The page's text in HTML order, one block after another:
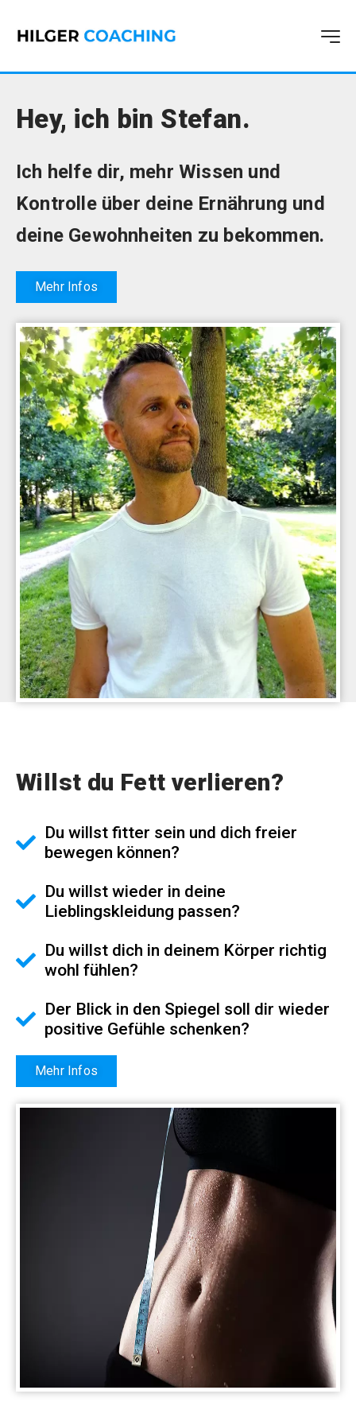
Hey, ich bin Stefan.
Ich helfe dir, mehr Wissen und
Kontrolle über deine Ernährung und
deine Gewohnheiten zu bekommen.
Mehr Infos
Willst du Fett verlieren?
Du willst fitter sein und dich freier
bewegen können?
Du willst wieder in deine
Lieblingskleidung passen?
Du willst dich in deinem Körper richtig
wohl fühlen?
Der Blick in den Spiegel soll dir wieder
positive Gefühle schenken?
Mehr Infos